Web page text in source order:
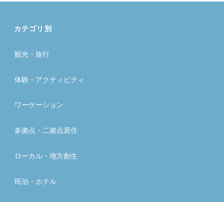
カテゴリ別
観光・旅行
体験・アクティビティ
ワーケーション
多拠点・二拠点居住
ローカル・地方創生
民泊・ホテル